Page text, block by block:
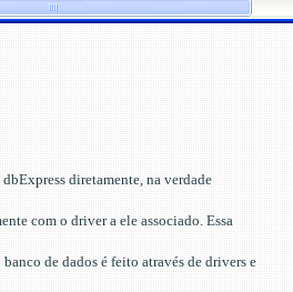
diretamente, na verdade
com o driver a ele associado. Essa
de dados é feito através de drivers e